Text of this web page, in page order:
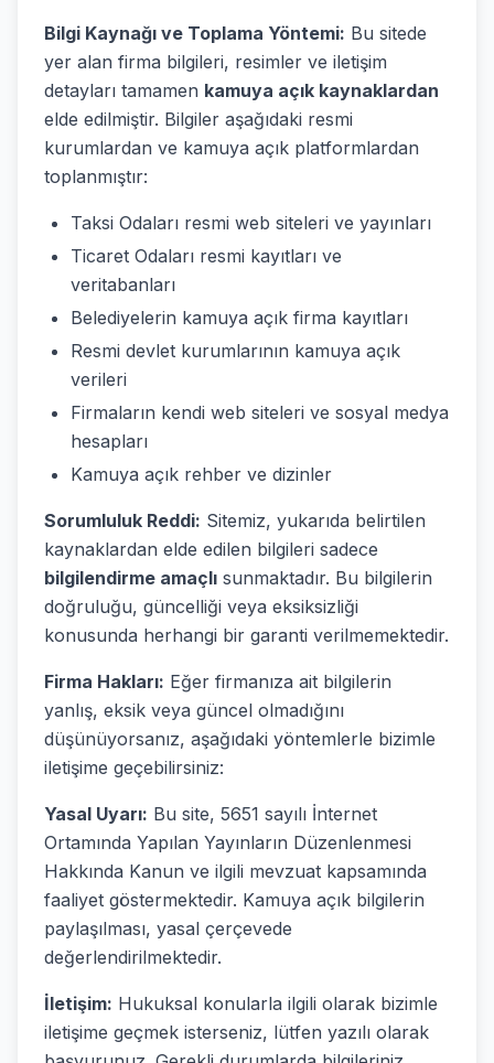
Bilgi Kaynağı ve Toplama Yöntemi: Bu sitede
yer alan firma bilgileri, resimler ve iletişim
detayları tamamen kamuya açık kaynaklardan
elde edilmiştir. Bilgiler aşağıdaki resmi
kurumlardan ve kamuya açık platformlardan
toplanmıştır:
Taksi Odaları resmi web siteleri ve yayınları
Ticaret Odaları resmi kayıtları ve
veritabanları
Belediyelerin kamuya açık firma kayıtları
Resmi devlet kurumlarının kamuya açık
verileri
Firmaların kendi web siteleri ve sosyal medya
hesapları
Kamuya açık rehber ve dizinler
Sorumluluk Reddi: Sitemiz, yukarıda belirtilen
kaynaklardan elde edilen bilgileri sadece
bilgilendirme amaçlı sunmaktadır. Bu bilgilerin
doğruluğu, güncelliği veya eksiksizliği
konusunda herhangi bir garanti verilmemektedir.
Firma Hakları: Eğer firmanıza ait bilgilerin
yanlış, eksik veya güncel olmadığını
düşünüyorsanız, aşağıdaki yöntemlerle bizimle
iletişime geçebilirsiniz:
Yasal Uyarı: Bu site, 5651 sayılı İnternet
Ortamında Yapılan Yayınların Düzenlenmesi
Hakkında Kanun ve ilgili mevzuat kapsamında
faaliyet göstermektedir. Kamuya açık bilgilerin
paylaşılması, yasal çerçevede
değerlendirilmektedir.
İletişim: Hukuksal konularla ilgili olarak bizimle
iletişime geçmek isterseniz, lütfen yazılı olarak